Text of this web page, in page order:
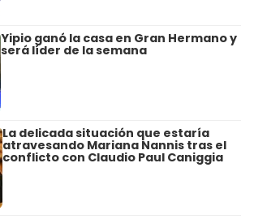
Yipio ganó la casa en Gran Hermano y
será líder de la semana
La delicada situación que estaría
atravesando Mariana Nannis tras el
conflicto con Claudio Paul Caniggia